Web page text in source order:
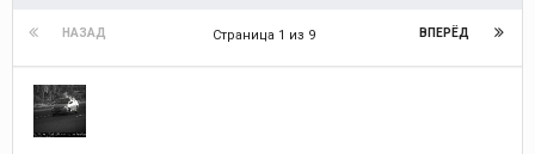
НАЗАД ВПЕРЁД
Страница 1 из 9